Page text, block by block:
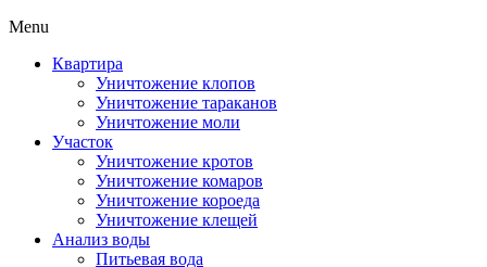
Menu
Квартира
Уничтожение клопов
Уничтожение тараканов
Уничтожение моли
Участок
Уничтожение кротов
Уничтожение комаров
Уничтожение короеда
Уничтожение клещей
Анализ воды
Питьевая вода